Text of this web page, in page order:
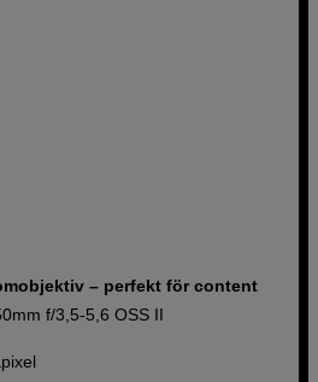
– perfekt för content
f/3,5-5,6 OSS II